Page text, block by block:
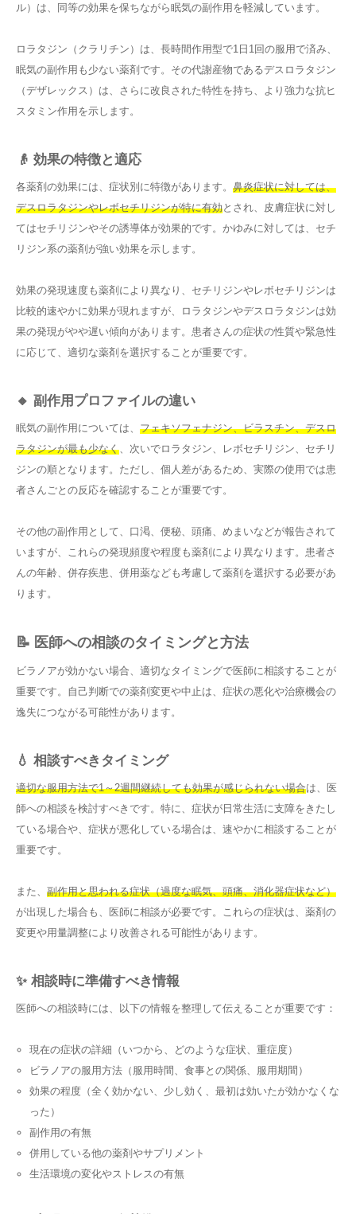
ル）は、同等の効果を保ちながら眠気の副作用を軽減しています。
ロラタジン（クラリチン）は、長時間作用型で1日1回の服用で済み、
眠気の副作用も少ない薬剤です。その代謝産物であるデスロラタジン
（デザレックス）は、さらに改良された特性を持ち、より強力な抗ヒ
スタミン作用を示します。
👴 効果の特徴と適応
各薬剤の効果には、症状別に特徴があります。 鼻炎症状に対しては、
デスロラタジンやレボセチリジンが特に有効とされ、皮膚症状に対し
てはセチリジンやその誘導体が効果的です。かゆみに対しては、セチ
リジン系の薬剤が強い効果を示します。
効果の発現速度も薬剤により異なり、セチリジンやレボセチリジンは
比較的速やかに効果が現れますが、ロラタジンやデスロラタジンは効
果の発現がやや遅い傾向があります。患者さんの症状の性質や緊急性
に応じて、適切な薬剤を選択することが重要です。
🔸 副作用プロファイルの違い
眠気の副作用については、 フェキソフェナジン、ビラスチン、デスロ
ラタジンが最も少なく 、次いでロラタジン、レボセチリジン、セチリ
ジンの順となります。ただし、個人差があるため、実際の使用では患
者さんごとの反応を確認することが重要です。
その他の副作用として、口渇、便秘、頭痛、めまいなどが報告されて
いますが、これらの発現頻度や程度も薬剤により異なります。患者さ
んの年齢、併存疾患、併用薬なども考慮して薬剤を選択する必要があ
ります。
📝 医師への相談のタイミングと方法
ビラノアが効かない場合、適切なタイミングで医師に相談することが
重要です。自己判断での薬剤変更や中止は、症状の悪化や治療機会の
逸失につながる可能性があります。
💧 相談すべきタイミング
適切な服用方法で1～2週間継続しても効果が感じられない場合は、医
師への相談を検討すべきです。特に、症状が日常生活に支障をきたし
ている場合や、症状が悪化している場合は、速やかに相談することが
重要です。
また、 副作用と思われる症状（過度な眠気、頭痛、消化器症状など）
が出現した場合も、医師に相談が必要です。これらの症状は、薬剤の
変更や用量調整により改善される可能性があります。
✨ 相談時に準備すべき情報
医師への相談時には、以下の情報を整理して伝えることが重要です：
現在の症状の詳細（いつから、どのような症状、重症度）
ビラノアの服用方法（服用時間、食事との関係、服用期間）
効果の程度（全く効かない、少し効く、最初は効いたが効かなくな
った）
副作用の有無
併用している他の薬剤やサプリメント
生活環境の変化やストレスの有無